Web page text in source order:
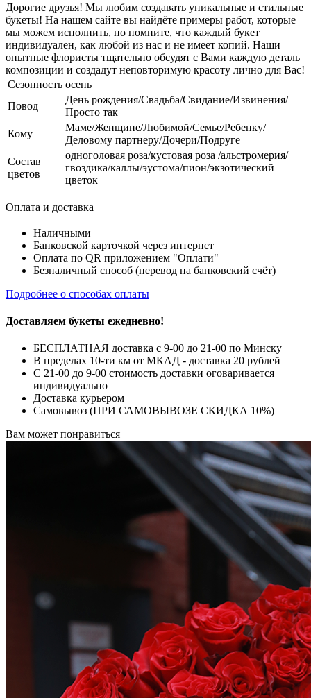
Дорогие друзья! Мы любим создавать уникальные и стильные
букеты! На нашем сайте вы найдёте примеры работ, которые
мы можем исполнить, но помните, что каждый букет
индивидуален, как любой из нас и не имеет копий. Наши
опытные флористы тщательно обсудят с Вами каждую деталь
композиции и создадут неповторимую красоту лично для Вас!
Сезонность осень
Повод
День рождения/Свадьба/Свидание/Извинения/
Просто так
Кому
Маме/Женщине/Любимой/Семье/Ребенку/
Деловому партнеру/Дочери/Подруге
Состав
цветов
одноголовая роза/кустовая роза /альстромерия/
гвоздика/каллы/эустома/пион/экзотический
цветок
Оплата и доставка
Наличными
Банковской карточкой через интернет
Оплата по QR приложением "Оплати"
Безналичный способ (перевод на банковский счёт)
Подробнее о способах оплаты
Доставляем букеты ежедневно!
БЕСПЛАТНАЯ доставка с 9-00 до 21-00 по Минску
В пределах 10-ти км от МКАД - доставка 20 рублей
С 21-00 до 9-00 стоимость доставки оговаривается
индивидуально
Доставка курьером
Самовывоз (ПРИ САМОВЫВОЗЕ СКИДКА 10%)
Вам может понравиться